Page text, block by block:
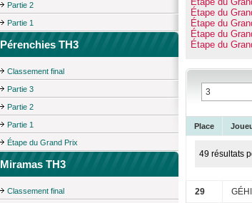
Partie 2
Partie 1
Pérenchies TH3
Classement final
Partie 3
Partie 2
Partie 1
Étape du Grand Prix
Miramas TH3
Classement final
Étape du
Étape du
Étape du
Étape du
Place
49 résultats
29